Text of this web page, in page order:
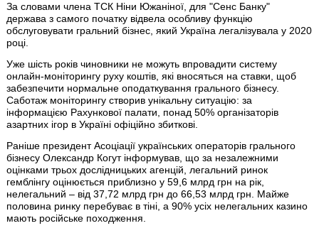
За словами члена ТСК Ніни Южаніної, для "Сенс Банку"
держава з самого початку відвела особливу функцію
обслуговувати гральний бізнес, який Україна легалізувала у 2020
році.
Уже шість років чиновники не можуть впровадити систему
онлайн-моніторингу руху коштів, які вносяться на ставки, щоб
забезпечити нормальне оподаткування грального бізнесу.
Саботаж моніторингу створив унікальну ситуацію: за
інформацією Рахункової палати, понад 50% організаторів
азартних ігор в Україні офіційно збиткові.
Раніше президент Асоціації українських операторів грального
бізнесу Олександр Когут інформував, що за незалежними
оцінками трьох дослідницьких агенцій, легальний ринок
гемблінгу оцінюється приблизно у 59,6 млрд грн на рік,
нелегальний – від 37,72 млрд грн до 66,53 млрд грн. Майже
половина ринку перебуває в тіні, а 90% усіх нелегальних казино
мають російське походження.